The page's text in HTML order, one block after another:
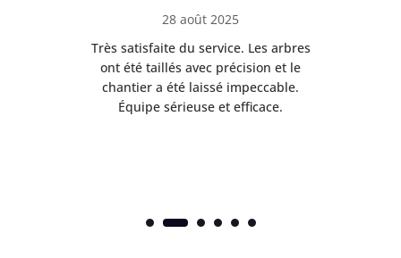
28 août 2025
Très satisfaite du service. Les arbres
ont été taillés avec précision et le
chantier a été laissé impeccable.
Équipe sérieuse et efficace.